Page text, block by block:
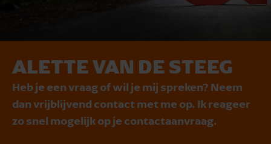
ALETTE VAN DE STEEG
Heb je een vraag of wil je mij spreken? Neem
dan vrijblijvend contact met me op. Ik reageer
zo snel mogelijk op je contactaanvraag.